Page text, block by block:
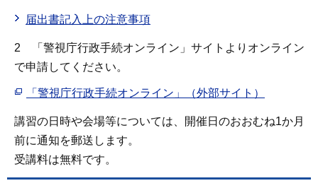
届出書記入上の注意事項
2 「警視庁行政手続オンライン」サイトよりオンライン
で申請してください。
「警視庁行政手続オンライン」（外部サイト）
講習の日時や会場等については、開催日のおおむね1か月
前に通知を郵送します。
受講料は無料です。